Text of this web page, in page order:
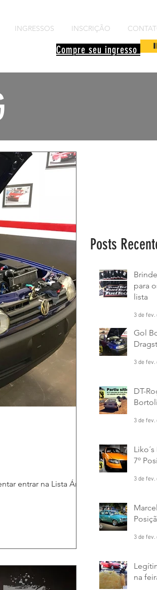
INGRESSOS INSCRIÇÃO
Compre seu ingresso
entrar na Lista Área
Posts
para
lista
3 de fev.
Gol
3 de fev.
DT-
3 de fev.
7º
3 de fev.
3 de fev.
na